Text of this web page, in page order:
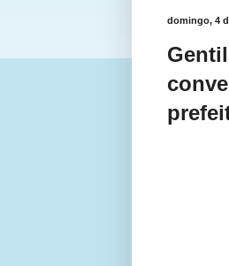
domingo, 4